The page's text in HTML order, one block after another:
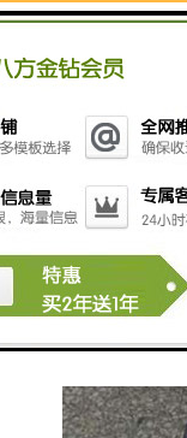
仪器的稳定性可
不需要繁琐的准
的试剂配制、
程简单化，同